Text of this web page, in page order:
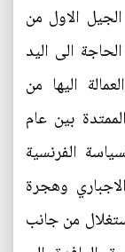
الاول من
الى اليد
اليها من
بين عام
السياسة الفرنسية
وهجرة
من جانب